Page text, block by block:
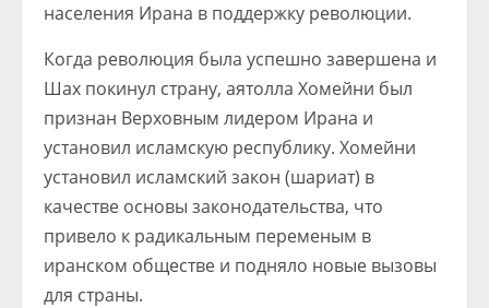
населения Ирана в поддержку революции.
Когда революция была успешно завершена и
Шах покинул страну, аятолла Хомейни был
признан Верховным лидером Ирана и
установил исламскую республику. Хомейни
установил исламский закон (шариат) в
качестве основы законодательства, что
привело к радикальным переменым в
иранском обществе и подняло новые вызовы
для страны.